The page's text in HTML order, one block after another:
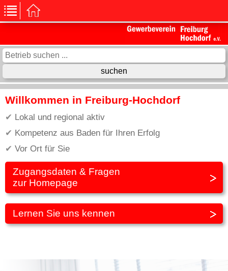
Willkommen in Freiburg-Hochdorf
Lokal und regional aktiv
Kompetenz aus Baden für Ihren Erfolg
Vor Ort für Sie
Zugangsdaten & Fragen
zur Homepage
Lernen Sie uns kennen